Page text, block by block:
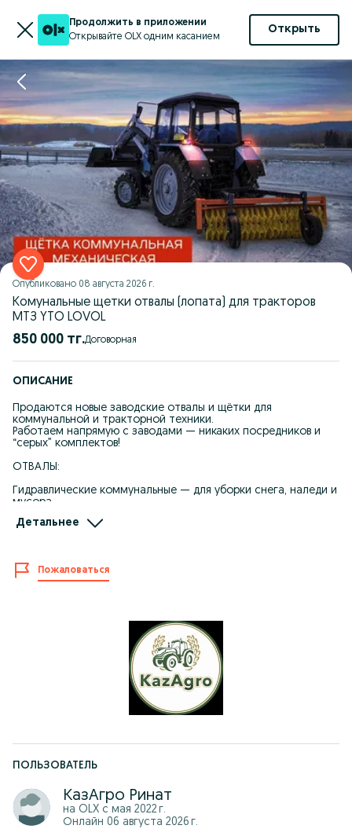
Продолжить в приложении
Открывайте OLX одним касанием
Открыть
Опубликовано 08 августа 2026 г.
Комунальные щетки отвалы (лопата) для тракторов
МТЗ YTO LOVOL
850 000 тг. Договорная
ОПИСАНИЕ
Продаются новые заводские отвалы и щётки для
коммунальной и тракторной техники.
Работаем напрямую с заводами — никаких посредников и
“серых” комплектов!
ОТВАЛЫ:
Гидравлические коммунальные — для уборки снега, наледи и
мусора.
Универсальные двухсторонние — полный гидроповорот,
Бульдозерные усиленные — ширина 2.5 метра, рассчитаны на
серьёзную нагрузку.
Тротуароуборочные щётки шириной 1.6 / 1.8 / 2.0 метра.
Заводы Большая Земля и Сибдорсельмаш — проверенные
Все щетки работают от ВОМ, под заказ от гидропривода!
Отвалы для МТЗ БЕЛАРУС, YTO ЮТО, LOVOL ЛОВОЛ и многие
реальный товар в наличии.
Звоните прямо сейчас — подберём оптимальный вариант
под ваш трактор и задачу.
Также в продаже:
Детальнее
Пожаловаться
ПОЛЬЗОВАТЕЛЬ
КазАгро Ринат
на OLX с мая 2022 г.
Онлайн 06 августа 2026 г.